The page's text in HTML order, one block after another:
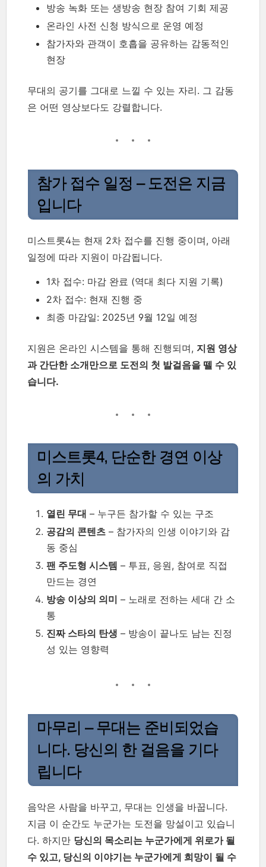
방송 녹화 또는 생방송 현장 참여 기회 제공
온라인 사전 신청 방식으로 운영 예정
참가자와 관객이 호흡을 공유하는 감동적인
현장
무대의 공기를 그대로 느낄 수 있는 자리. 그 감동
은 어떤 영상보다도 강렬합니다.
참가 접수 일정 – 도전은 지금
입니다
미스트롯4는 현재 2차 접수를 진행 중이며, 아래
일정에 따라 지원이 마감됩니다.
1차 접수: 마감 완료 (역대 최다 지원 기록)
2차 접수: 현재 진행 중
최종 마감일: 2025년 9월 12일 예정
지원은 온라인 시스템을 통해 진행되며, 지원 영상
과 간단한 소개만으로 도전의 첫 발걸음을 뗄 수 있
습니다.
미스트롯4, 단순한 경연 이상
의 가치
열린 무대 – 누구든 참가할 수 있는 구조
공감의 콘텐츠 – 참가자의 인생 이야기와 감
동 중심
팬 주도형 시스템 – 투표, 응원, 참여로 직접
만드는 경연
방송 이상의 의미 – 노래로 전하는 세대 간 소
통
진짜 스타의 탄생 – 방송이 끝나도 남는 진정
성 있는 영향력
마무리 – 무대는 준비되었습
니다. 당신의 한 걸음을 기다
립니다
음악은 사람을 바꾸고, 무대는 인생을 바꿉니다.
지금 이 순간도 누군가는 도전을 망설이고 있습니
다. 하지만 당신의 목소리는 누군가에게 위로가 될
수 있고, 당신의 이야기는 누군가에게 희망이 될 수